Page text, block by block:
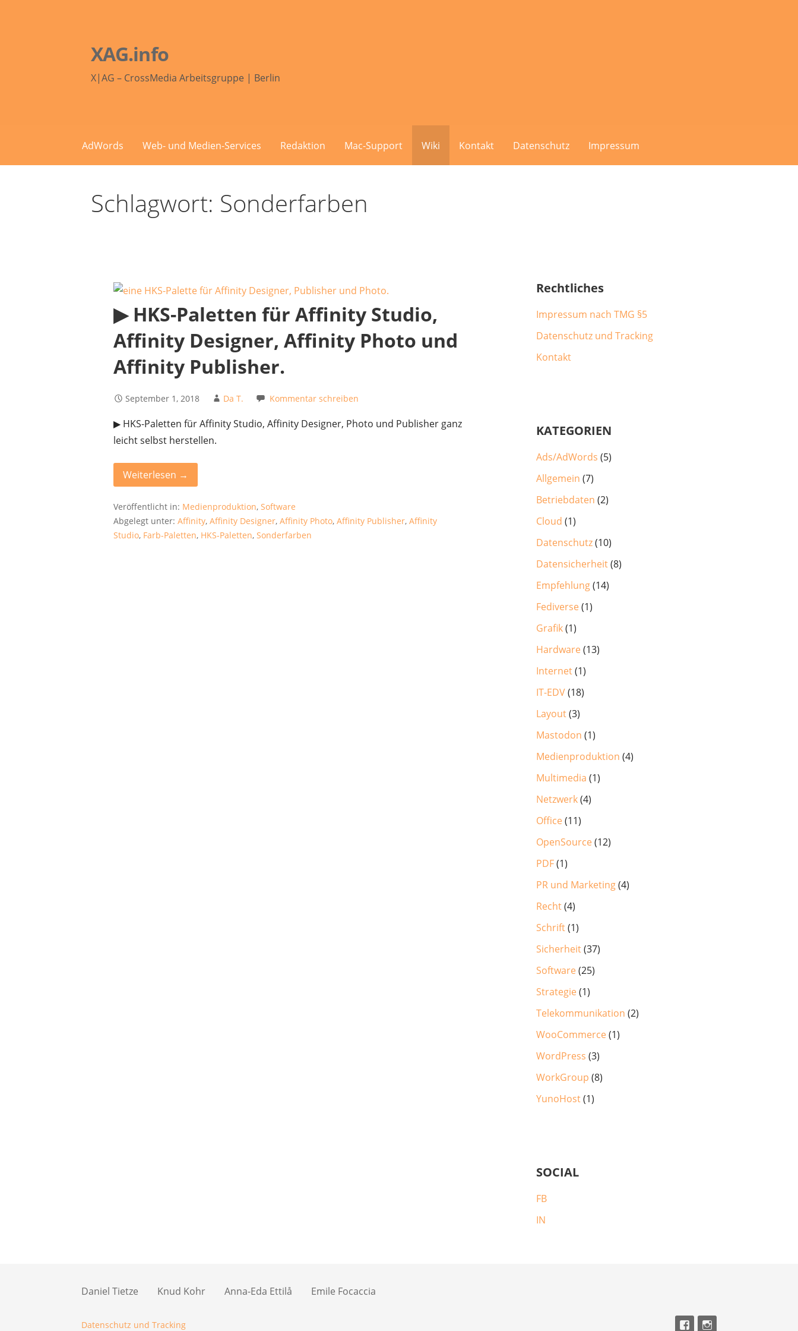
XAG.info
X|AG – CrossMedia Arbeitsgruppe | Berlin
AdWords Web- und Medien-Services Redaktion Mac-Support Wiki Kontakt Datenschutz Impressum
Schlagwort: Sonderfarben
▶︎ HKS-Paletten für Affinity Studio,
Affinity Designer, Affinity Photo und
Affinity Publisher.
September 1, 2018 Da T. Kommentar schreiben
▶︎ HKS-Paletten für Affinity Studio, Affinity Designer, Photo und Publisher ganz
leicht selbst herstellen.
Weiterlesen →
Veröffentlicht in: Medienproduktion,Software
Abgelegt unter:Affinity,Affinity Designer,Affinity Photo,Affinity Publisher,Affinity
Studio, Farb-Paletten, HKS-Paletten,Sonderfarben
Rechtliches
Impressum nach TMG §5
Datenschutz und Tracking
Kontakt
KATEGORIEN
Ads/AdWords (5)
Allgemein (7)
Betriebdaten (2)
Cloud (1)
Datenschutz(10)
Datensicherheit(8)
Empfehlung(14)
Fediverse(1)
Grafik(1)
Hardware(13)
Internet(1)
IT-EDV(18)
Layout(3)
Mastodon (1)
Medienproduktion (4)
Multimedia (1)
Netzwerk(4)
Office(11)
OpenSource(12)
PDF(1)
PR und Marketing(4)
Recht(4)
Schrift(1)
Sicherheit(37)
Software(25)
Strategie(1)
Telekommunikation (2)
WooCommerce(1)
WordPress (3)
WorkGroup (8)
YunoHost(1)
SOCIAL
FB
IN
Daniel Tietze Knud Kohr Anna-Eda Ettilå Emile Focaccia
Datenschutz und Tracking